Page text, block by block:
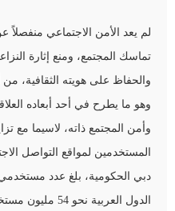
لم يعد الأمن الاجتماعي
تماسك المجتمع، ومنع إثارة
والحفاظ على هويته الثقافية،
وهو ما يطرح في أحد أبعاده
وأمن المجتمع ذاته، لاسيما مع
المستخدمين لمواقع التواصل
دبي الحكومية، بلغ عدد